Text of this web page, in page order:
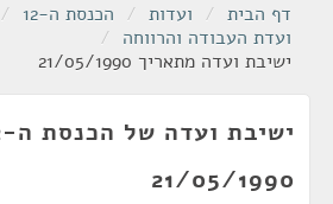
דף הבית / ועדות / הכנסת ה-12
/
ועדת העבודה והרווחה /
ישיבת ועדה מתאריך 21/05/1990
21/05/1990